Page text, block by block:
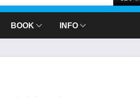
BOOK INFO